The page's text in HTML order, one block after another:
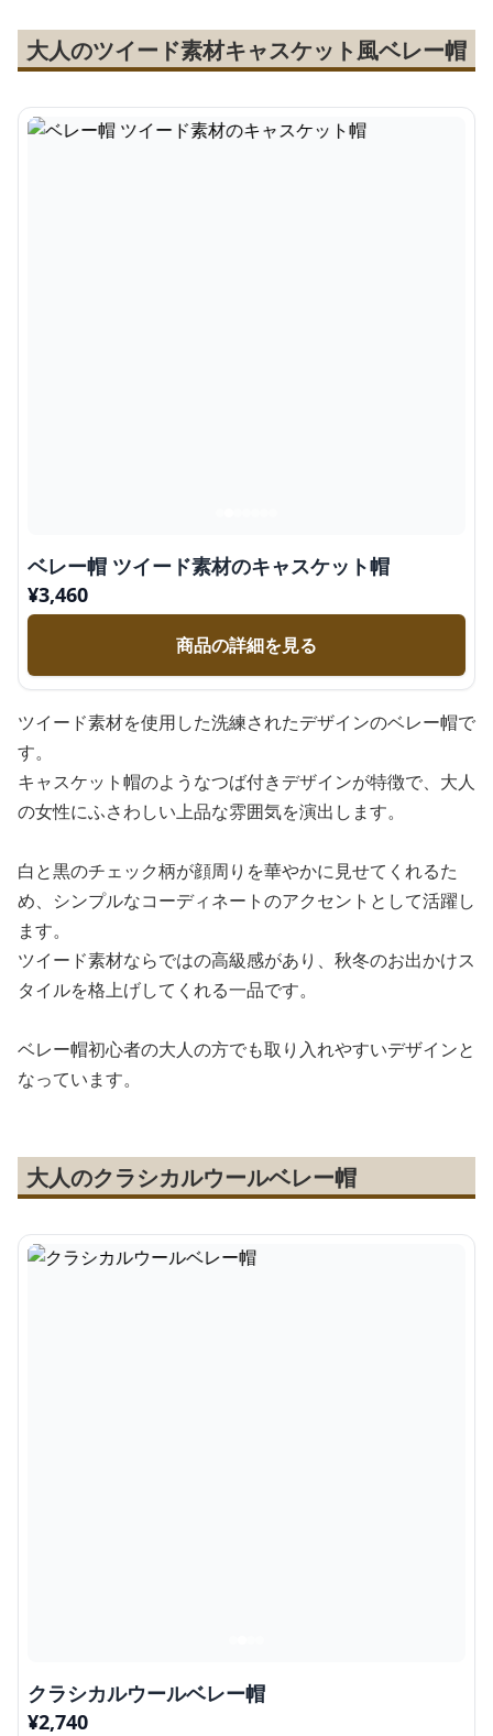
大人のツイード素材キャスケット風ベレー帽
ベレー帽 ツイード素材のキャスケット帽
¥3,460
商品の詳細を見る
ツイード素材を使用した洗練されたデザインのベレー帽で
す。
キャスケット帽のようなつば付きデザインが特徴で、大人
の女性にふさわしい上品な雰囲気を演出します。
白と黒のチェック柄が顔周りを華やかに見せてくれるた
め、シンプルなコーディネートのアクセントとして活躍し
ます。
ツイード素材ならではの高級感があり、秋冬のお出かけス
タイルを格上げしてくれる一品です。
ベレー帽初心者の大人の方でも取り入れやすいデザインと
なっています。
大人のクラシカルウールベレー帽
クラシカルウールベレー帽
¥2,740